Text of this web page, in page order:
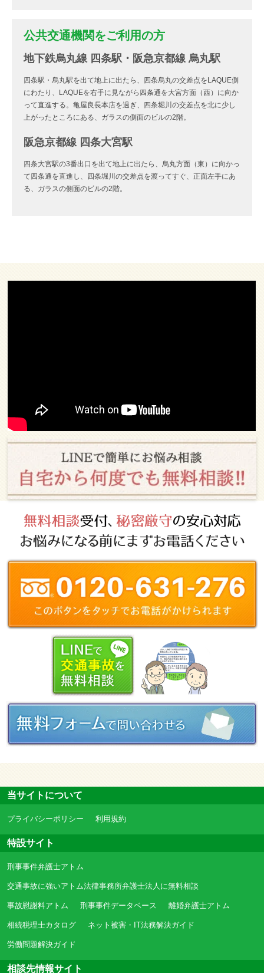
公共交通機関をご利用の方
地下鉄烏丸線 四条駅・阪急京都線 烏丸駅
四条駅・烏丸駅を出て地上に出たら、四条烏丸の交差点をLAQUE側
にわたり、LAQUEを右手に見ながら四条通を大宮方面（西）に向か
って直進する。亀屋良長本店を過ぎ、四条堀川の交差点を北に少し
上がったところにある、ガラスの側面のビルの2階。
阪急京都線 四条大宮駅
四条大宮駅の3番出口を出て地上に出たら、烏丸方面（東）に向かっ
て四条通を直進し、四条堀川の交差点を渡ってすぐ、正面左手にあ
る、ガラスの側面のビルの2階。
当サイトについて
プライバシーポリシー 利用規約
特設サイト
刑事事件弁護士アトム
交通事故に強いアトム法律事務所弁護士法人に無料相談
事故慰謝料アトム 刑事事件データベース 離婚弁護士アトム
相続税理士カタログ ネット被害・IT法務解決ガイド
労働問題解決ガイド
相談先情報サイト